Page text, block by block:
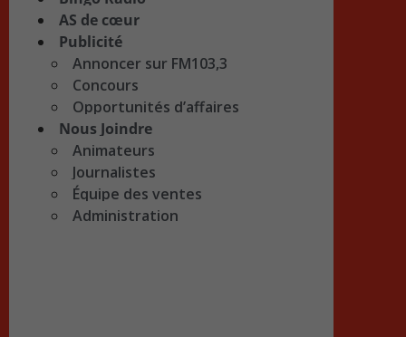
AS de cœur
Publicité
Annoncer sur FM103,3
Concours
Opportunités d’affaires
Nous Joindre
Animateurs
Journalistes
Équipe des ventes
Administration